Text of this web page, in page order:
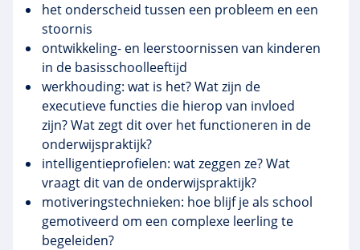
het onderscheid tussen een probleem en een
stoornis
ontwikkeling- en leerstoornissen van kinderen
in de basisschoolleeftijd
werkhouding: wat is het? Wat zijn de
executieve functies die hierop van invloed
zijn? Wat zegt dit over het functioneren in de
onderwijspraktijk?
intelligentieprofielen: wat zeggen ze? Wat
vraagt dit van de onderwijspraktijk?
motiveringstechnieken: hoe blijf je als school
gemotiveerd om een complexe leerling te
begeleiden?